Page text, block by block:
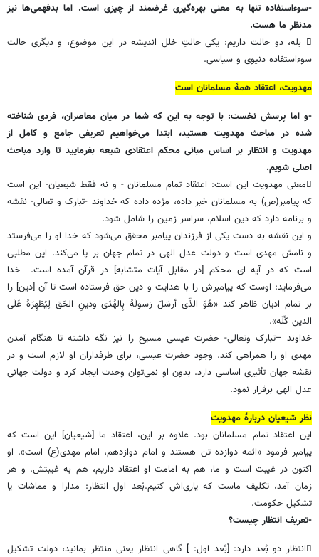
-سوءاستفاده تنها به معنی بهره‌گیری غرضمند از چیزی است. اما بدفهمی‌ها نیز
مدنظر ما هست.
 بله، دو حالت داریم: یکی حالتِ خلل اندیشه در این موضوع، و دیگری حالت
سوءاستفاده دنیوى و سیاسی.
مهدویت، اعتقاد همۀ مسلمانان است
-و اما پرسش نخست: با توجه به این که شما در میان معاصران، فردی شناخته
شده در مباحث مهدویت هستید، ابتدا می‌خواهیم تعریفی جامع و کامل از
مهدویت و انتظار بر اساس مبانی محکم اعتقادی شیعه بفرمایید تا وارد مباحث
اصلی شویم.
معنی مهدویت این است: اعتقاد تمام مسلمانان - و نه فقط شیعیان- این است
که پیامبر(ص) به مسلمانان خبر داده، مژده داده که خداوند -تبارک و تعالی- نقشه
و برنامه دارد که دین اسلام، سراسر زمین را شامل شود.
و این نقشه به دست یکی از فرزندان پیامبر محقق می‌شود که خدا او را می‌فرستد
و نامش مهدی است و دولت عدل الهی در تمام جهان بر پا می‌کند. این مطلبی
است که در آیه ای محکم [در مقابل آیات متشابه] در قرآن آمده است. خدا
می‌فرماید: اوست که پیامبرش را با هدایت و دین حق فرستاده است تا آن [دین] را
بر تمام ادیان ظاهر کند «هُوَ الذّی أرسَلَ رَسولَهُ بِالهُدَى ودینِ الحَق لِیُظهِرَهُ عَلَى
الدین کُلّه».
خداوند –تبارک وتعالی- حضرت عیسی مسیح را نیز نگه داشته تا هنگام آمدن
مهدی او را همراهی کند. وجود حضرت عیسی، برای طرفداران او لازم است و در
نقشه جهان تأثیری اساسی دارد. بدون او نمی‌توان وحدت ایجاد کرد و دولت جهانی
عدل الهی برقرار نمود.
نظر شیعیان دربارۀ مهدویت
این اعتقاد تمام مسلمانان بود. علاوه بر این، اعتقاد ما [شیعیان] این است که
پیامبر فرمود «ائمه دوازده تن هستند و امام دوازدهم، امام مهدی(ع) است». او
اکنون در غیبت است و ما، هم به امامت او اعتقاد داریم، هم به غیبتش. و هر
زمان آمد، تکلیف ماست که یاری‌اش کنیم.بُعد اول انتظار: مدارا و مماشات یا
تشکیل حکومت.
-تعریف انتظار چیست؟
انتظار دو بُعد دارد: [بُعد اول: ] گاهی انتظار یعنی منتظر بمانید، دولت تشکیل